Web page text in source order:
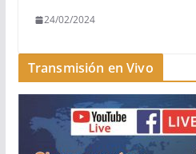
24/02/2024
Transmisión en Vivo